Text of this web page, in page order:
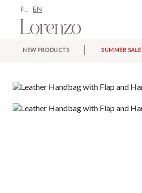
PL EN
NEW PRODUCTS SUMMER SALE